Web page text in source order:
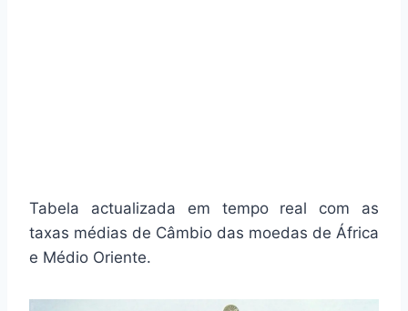
Tabela actualizada em tempo real com as
taxas médias de Câmbio das moedas de África
e Médio Oriente.